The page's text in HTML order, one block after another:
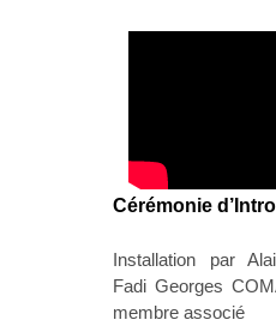
Cérémonie
Installation par
Fadi Georges
membre associé